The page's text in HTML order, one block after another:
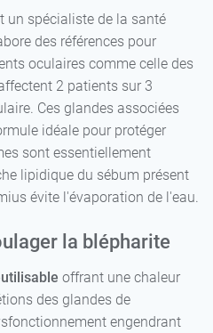
un spécialiste de la santé
des références pour
oculaires comme celle des
2 patients sur 3
Ces glandes associées
idéale pour protéger
sont essentiellement
lipidique du sébum présent
évite l'évaporation de l'eau.
la blépharite
offrant une chaleur
des glandes de
engendrant